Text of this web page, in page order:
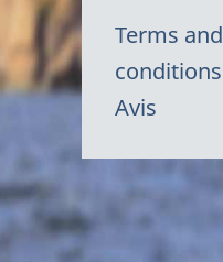
Terms and
conditions
Avis